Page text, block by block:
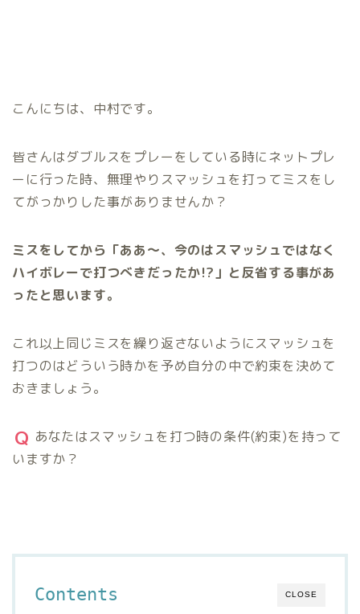
こんにちは、中村です。
皆さんはダブルスをプレーをしている時にネットプレ
ーに行った時、無理やりスマッシュを打ってミスをし
てがっかりした事がありませんか？
ミスをしてから「ああ〜、今のはスマッシュではなく
ハイボレーで打つべきだったか!?」と反省する事があ
ったと思います。
これ以上同じミスを繰り返さないようにスマッシュを
打つのはどういう時かを予め自分の中で約束を決めて
おきましょう。
あなたはスマッシュを打つ時の条件(約束)を持って
いますか？
CLOSE
Contents